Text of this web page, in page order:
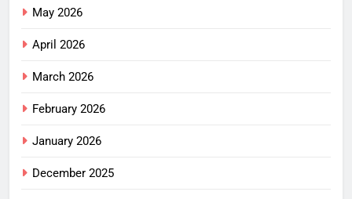
May 2026
April 2026
March 2026
February 2026
January 2026
December 2025